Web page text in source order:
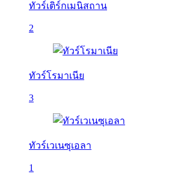
ทัวร์เติร์กเมนิสถาน
2
ทัวร์โรมาเนีย
3
ทัวร์เวเนซุเอลา
1